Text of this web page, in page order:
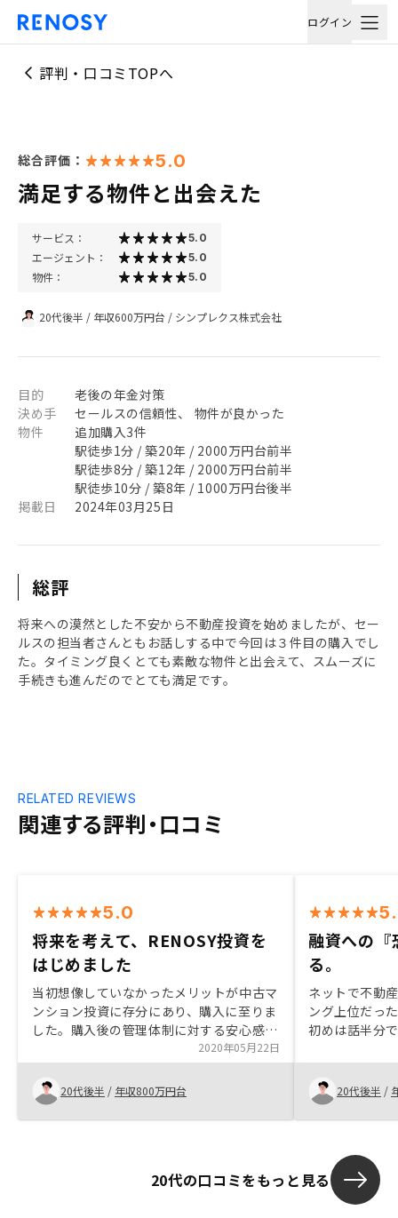
ログイン
評判・口コミTOPへ
総合評価： 5.0
満足する物件と出会えた
サービス： 5.0
エージェント： 5.0
物件： 5.0
20代後半 / 年収600万円台 / シンプレクス株式会社
目的
老後の年金対策
決め手
セールスの信頼性、 物件が良かった
物件
追加購入3件
駅徒歩1分 / 築20年 / 2000万円台前半
駅徒歩8分 / 築12年 / 2000万円台前半
駅徒歩10分 / 築8年 / 1000万円台後半
掲載日
2024年03月25日
総評
将来への漠然とした不安から不動産投資を始めましたが、セー
ルスの担当者さんともお話しする中で今回は３件目の購入でし
た。タイミング良くとても素敵な物件と出会えて、スムーズに
手続きも進んだのでとても満足です。
関連する評判・口コミ
RELATED REVIEWS
5.0
将来を考えて、RENOSY投資を
はじめました
当初想像していなかったメリットが中古マ
ンション投資に存分にあり、購入に至りま
した。購入後の管理体制に対する安心感も
推しのポイントです。将来の自分のキャッ
シュフローの理想を考え、その理想を実現
するために必要な手段として購入に至った
ため、エージェントの提案内容にも納得感
がありました。RENOSYアプリで管理プラ
2020年05月22日
20代後半 / 年収800万円台
融資への『
る。
ネットで不動
ング上位だっ
初めは話半分
動産投資のメ
担当者は、知
20代後半 /
20代の口コミをもっと見る